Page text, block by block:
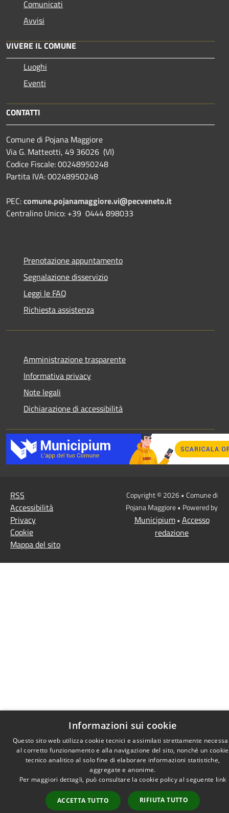
Comunicati
Avvisi
VIVERE IL COMUNE
Luoghi
Eventi
CONTATTI
Comune di Pojana Maggiore
Via G. Matteotti, 49 36026 (VI)
Codice Fiscale: 00248950248
Partita IVA: 00248950248
PEC:comune.pojanamaggiore.vi@pecveneto.it
Centralino Unico: +39 0444 898033
Prenotazione appuntamento
Segnalazione disservizio
Leggi le FAQ
Richiesta assistenza
Amministrazione trasparente
Informativa privacy
Note legali
Dichiarazione di accessibilità
RSS
Accessibilità
Privacy
Cookie
Mappa del sito
Copyright © 2026 • Comune di
Pojana Maggiore • Powered by
Municipium• Accesso
redazione
Informazioni sui cookie
Questo sito web utilizza cookie tecnici e assimilati strettamente
al corretto funzionamento e alla navigazione del sito, nonché un cookie
tecnico analitico al solo fine di elaborare informazioni statistiche,
aggregate e anonime.
Per maggiori dettagli, può consultare la cookie policy al seguente link
ACCETTA TUTTO RIFIUTA TUTTO